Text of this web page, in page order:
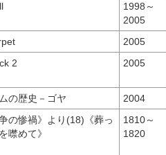
1998～
2005
2005
2 2005
の歴史－ゴヤ 2004
の惨禍》より(18)《葬っ
噤めて》
1810～
1820